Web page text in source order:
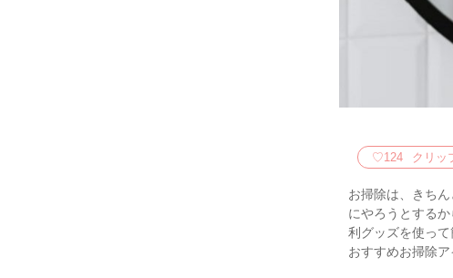
♡124 クリッ
お掃除は、きち
にやろうとする
利グッズを使って
おすすめお掃除ア